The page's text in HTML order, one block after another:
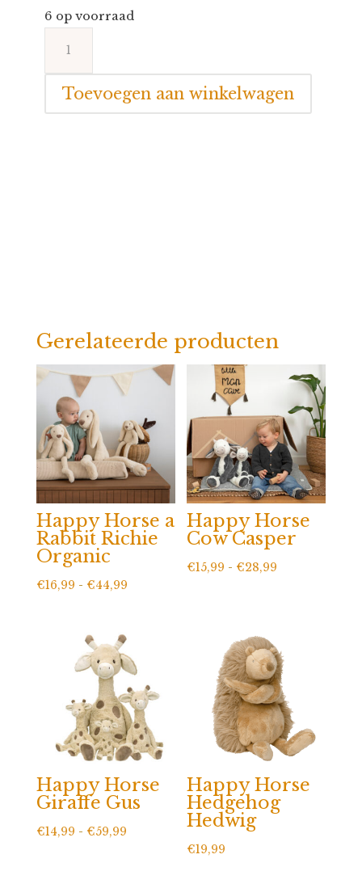
6 op voorraad
Horse
Pig
Pinky
Toevoegen aan winkelwagen
Gerelateerde producten
Happy Horse a
Rabbit Richie
Organic
€16,99 - €44,99Prijsklasse:
Happy Horse
Cow Casper
€15,99 - €28,99
Happy Horse
Giraffe Gus
€14,99 - €59,99Prijsklasse:
Happy Horse
Hedgehog
Hedwig
€19,99